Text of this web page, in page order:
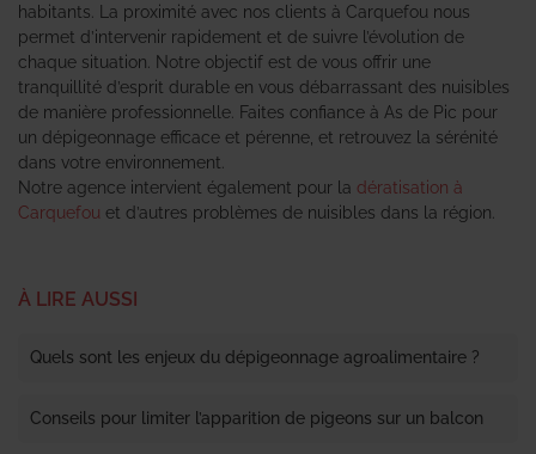
habitants. La proximité avec nos clients à Carquefou nous
permet d’intervenir rapidement et de suivre l’évolution de
chaque situation. Notre objectif est de vous offrir une
tranquillité d’esprit durable en vous débarrassant des nuisibles
de manière professionnelle. Faites confiance à As de Pic pour
un dépigeonnage efficace et pérenne, et retrouvez la sérénité
dans votre environnement.
Notre agence intervient également pour la dératisation à
Carquefou et d’autres problèmes de nuisibles dans la région.
À LIRE AUSSI
Quels sont les enjeux du dépigeonnage agroalimentaire ?
Conseils pour limiter l’apparition de pigeons sur un balcon